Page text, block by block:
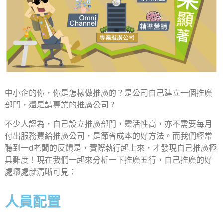
中小企的你，你是怎樣做推廣的？是公司自己建立一個推廣
部門，還是請專業的推廣公司？
不少人認為，自己設立推廣部門，靈活性高，亦不需要每月
付出服務費給推廣公司，是節省成本的好方法。而我們經常
聽到一d老闆的反饋是，實際執行起上來，才發現自己推廣極
具難度！現在我們一起來分析一下推廣五行，自己推廣的好
處壞處就清晰可見：
人員配置